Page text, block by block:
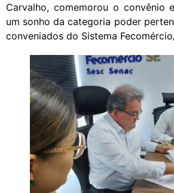
Carvalho, comemorou o convênio
um sonho da categoria poder
conveniados do Sistema